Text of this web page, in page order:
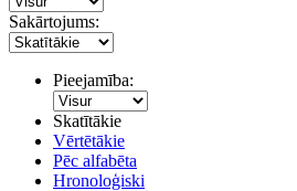
Sakārtojums:
Pieejamība:
Skatītākie
Vērtētākie
Pēc alfabēta
Hronoloģiski